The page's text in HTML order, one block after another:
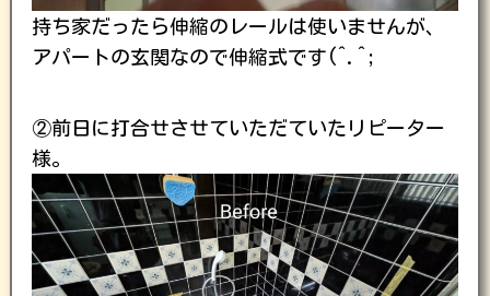
持ち家だったら伸縮のレールは使いませんが、
アパートの玄関なので伸縮式です(^.^;
②前日に打合せさせていただていたリピーター
様。